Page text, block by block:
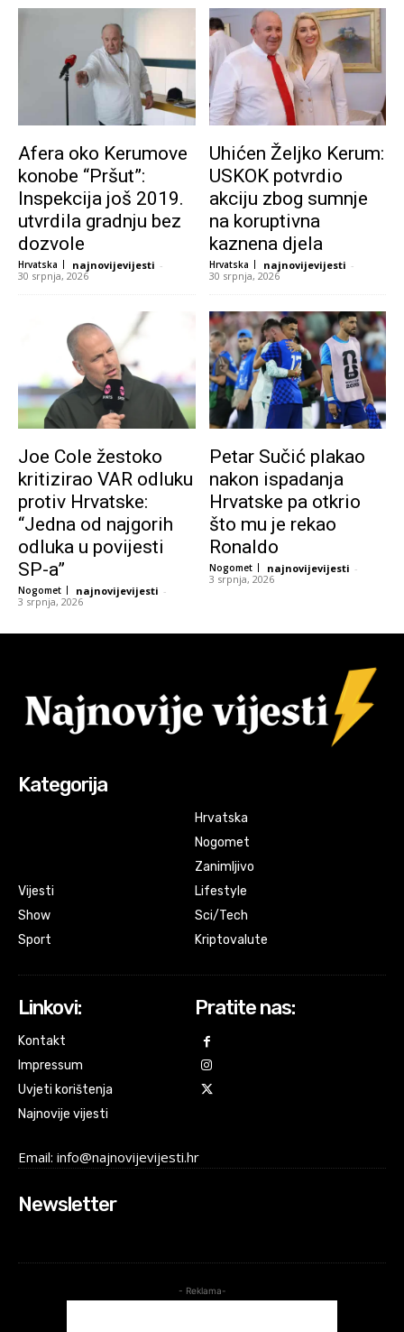
Afera oko Kerumove
konobe “Pršut”:
Inspekcija još 2019.
utvrdila gradnju bez
dozvole
Hrvatska najnovijevijesti -
30 srpnja, 2026
Uhićen Željko Kerum:
USKOK potvrdio
akciju zbog sumnje
na koruptivna
kaznena djela
Hrvatska najnovijevijesti -
30 srpnja, 2026
Joe Cole žestoko
kritizirao VAR odluku
protiv Hrvatske:
“Jedna od najgorih
odluka u povijesti
SP-a”
Nogomet najnovijevijesti -
3 srpnja, 2026
Petar Sučić plakao
nakon ispadanja
Hrvatske pa otkrio
što mu je rekao
Ronaldo
Nogomet najnovijevijesti -
3 srpnja, 2026
Kategorija
Vijesti
Show
Sport
Hrvatska
Nogomet
Zanimljivo
Lifestyle
Sci/Tech
Kriptovalute
Linkovi:
Kontakt
Impressum
Uvjeti korištenja
Najnovije vijesti
Pratite nas:
Email: info@najnovijevijesti.hr
Newsletter
- Reklama-